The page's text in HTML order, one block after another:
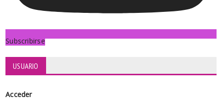
Subscribirse
USUARIO
Acceder